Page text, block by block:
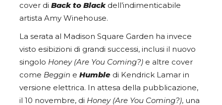
cover di Back to Blackdell’indimenticabile
artista Amy Winehouse.
La serata al Madison Square Garden ha invece
visto esibizioni di grandi successi, inclusi il nuovo
singolo Honey (Are You Coming?) e altre cover
come Beggin e Humble di Kendrick Lamar in
versione elettrica. In attesa della pubblicazione,
il 10 novembre, di Honey (Are You Coming?), una